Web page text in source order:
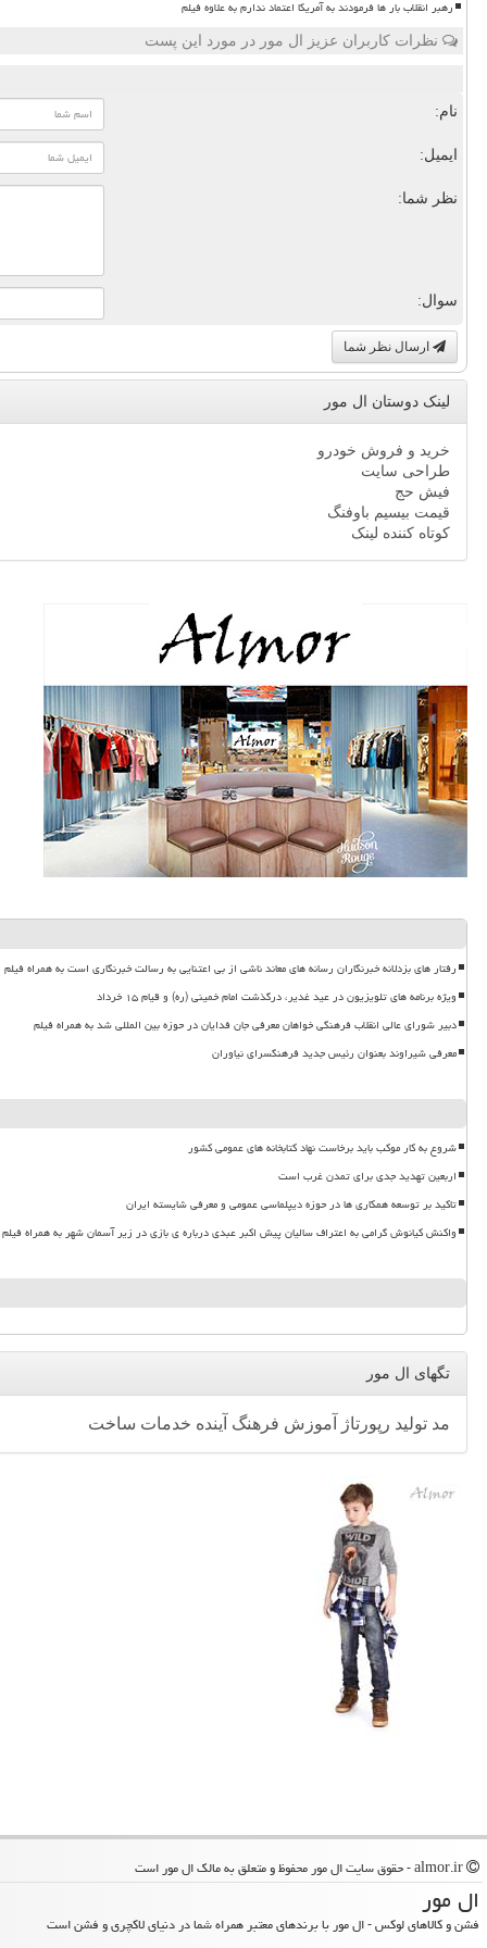
رهبر انقلاب بار ها فرمودند به آمریکا اعتماد ندارم به علاوه فیلم
نظرات کاربران عزیز ال مور در مورد این پست
نام:
ایمیل:
نظر شما:
سوال:
ارسال نظر شما
لینک دوستان ال مور
خرید و فروش خودرو
طراحی سایت
فیش حج
قیمت بیسیم باوفنگ
کوتاه کننده لینک
رفتار های بزدلانه خبرنگاران رسانه های معاند ناشی از بی اعتنایی به رسالت خبرنگاری است به همراه فیلم
ویژه برنامه های تلویزیون در عید غدیر، درگذشت امام خمینی (ره) و قیام ۱۵ خرداد
دبیر شورای عالی انقلاب فرهنگی خواهان معرفی جان فدایان در حوزه بین المللی شد به همراه فیلم
معرفی شیراوند بعنوان رئیس جدید فرهنگسرای نیاوران
شروع به کار موکب باید برخاست نهاد کتابخانه های عمومی کشور
اربعین تهدید جدی برای تمدن غرب است
تاکید بر توسعه همکاری ها در حوزه دیپلماسی عمومی و معرفی شایسته ایران
واکنش کیانوش گرامی به اعتراف سالیان پیش اکبر عبدی درباره ی بازی در زیر آسمان شهر به همراه فیلم
تگهای ال مور
مد تولید رپورتاژ آموزش فرهنگ آینده خدمات ساخت
ال مور
فشن و کالاهای لوکس - ال مور با برندهای معتبر همراه شما در دنیای لاکچری و فشن است